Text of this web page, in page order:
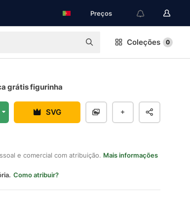
Preços
Coleções 0
grátis figurinha
SVG
e comercial com atribuição. Mais informações
Como atribuir?